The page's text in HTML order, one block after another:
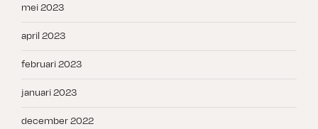
mei 2023
april 2023
februari 2023
januari 2023
december 2022